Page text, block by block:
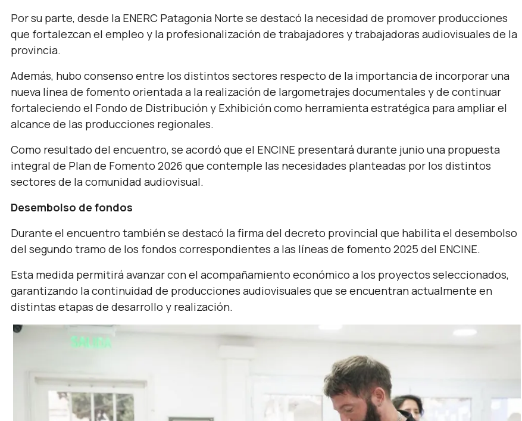
Por su parte, desde la ENERC Patagonia Norte se destacó la necesidad de promover producciones
que fortalezcan el empleo y la profesionalización de trabajadores y trabajadoras audiovisuales de la
provincia.
Además, hubo consenso entre los distintos sectores respecto de la importancia de incorporar una
nueva línea de fomento orientada a la realización de largometrajes documentales y de continuar
fortaleciendo el Fondo de Distribución y Exhibición como herramienta estratégica para ampliar el
alcance de las producciones regionales.
Como resultado del encuentro, se acordó que el ENCINE presentará durante junio una propuesta
integral de Plan de Fomento 2026 que contemple las necesidades planteadas por los distintos
sectores de la comunidad audiovisual.
Desembolso de fondos
Durante el encuentro también se destacó la firma del decreto provincial que habilita el desembolso
del segundo tramo de los fondos correspondientes a las líneas de fomento 2025 del ENCINE.
Esta medida permitirá avanzar con el acompañamiento económico a los proyectos seleccionados,
garantizando la continuidad de producciones audiovisuales que se encuentran actualmente en
distintas etapas de desarrollo y realización.